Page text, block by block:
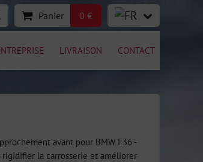
Panier 0 €
LIVRAISON CONTACT
avant pour BMW E36 -
rigidifier la carrosserie et améliorer